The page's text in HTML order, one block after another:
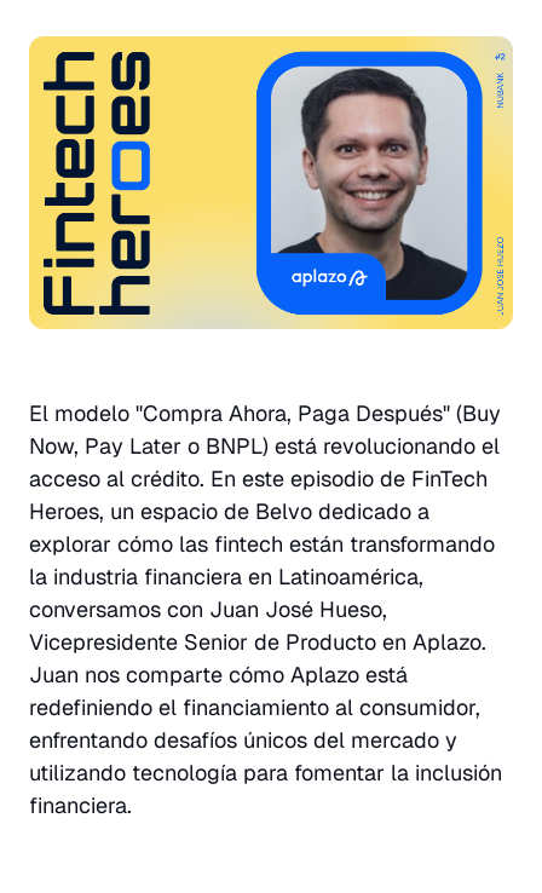
El modelo "Compra Ahora, Paga Después" (Buy
Now, Pay Later o BNPL) está revolucionando el
acceso al crédito. En este episodio de FinTech
Heroes, un espacio de Belvo dedicado a
explorar cómo las fintech están transformando
la industria financiera en Latinoamérica,
conversamos con Juan José Hueso,
Vicepresidente Senior de Producto en Aplazo.
Juan nos comparte cómo Aplazo está
redefiniendo el financiamiento al consumidor,
enfrentando desafíos únicos del mercado y
utilizando tecnología para fomentar la inclusión
financiera.